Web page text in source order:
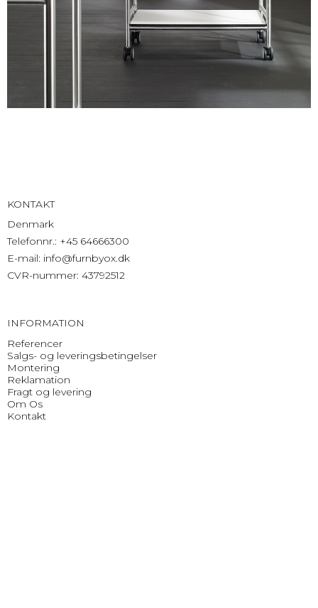
KONTAKT
Denmark
Telefonnr.: +45 64666300
E-mail: info@furnbyox.dk
CVR-nummer: 43792512
INFORMATION
Referencer
Salgs- og leveringsbetingelser
Montering
Reklamation
Fragt og levering
Om Os
Kontakt